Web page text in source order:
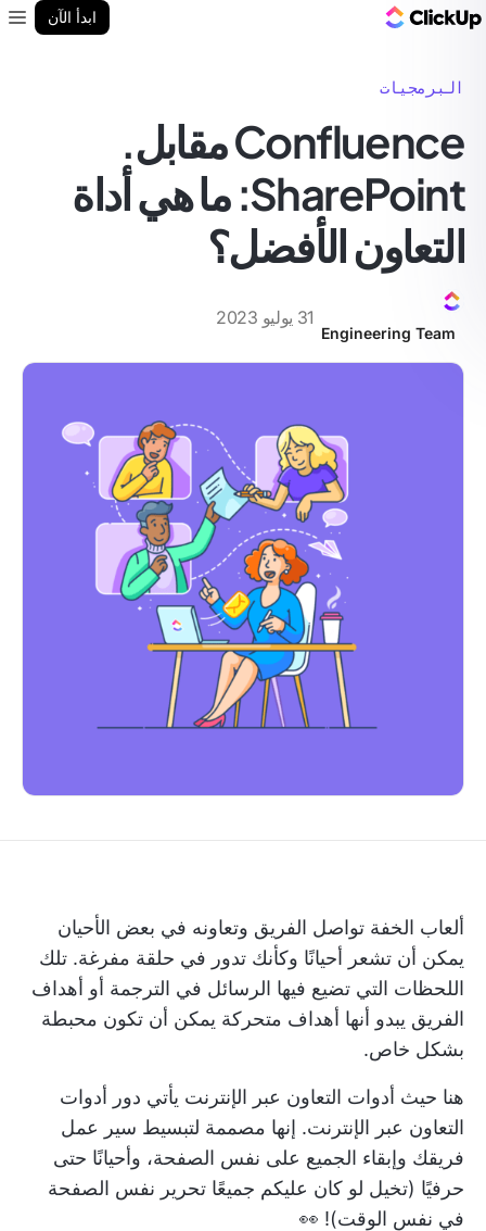
ابدأ الآن
البرمجيات
Confluence مقابل.
SharePoint: ما هي أداة
التعاون الأفضل؟
Engineering Team
31 يوليو 2023
ألعاب الخفة تواصل الفريق وتعاونه في بعض الأحيان
يمكن أن تشعر أحيانًا وكأنك تدور في حلقة مفرغة. تلك
اللحظات التي تضيع فيها الرسائل في الترجمة أو أهداف
الفريق يبدو أنها أهداف متحركة يمكن أن تكون محبطة
بشكل خاص.
هنا حيث أدوات التعاون عبر الإنترنت يأتي دور أدوات
التعاون عبر الإنترنت. إنها مصممة لتبسيط سير عمل
فريقك وإبقاء الجميع على نفس الصفحة، وأحيانًا حتى
حرفيًا (تخيل لو كان عليكم جميعًا تحرير نفس الصفحة
في نفس الوقت)! 👀